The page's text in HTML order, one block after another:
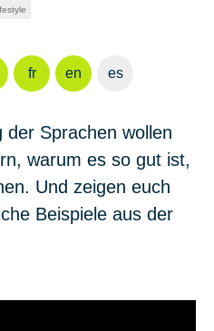
fr en es
der Sprachen wollen
warum es so gut ist,
Und zeigen euch
Beispiele aus der